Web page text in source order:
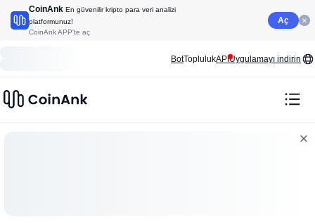
CoinAnk En güvenilir kripto para veri analizi
platformunuz!
CoinAnk APP'te aç
Aç
BotToplulukAPIUygulamayı indirin